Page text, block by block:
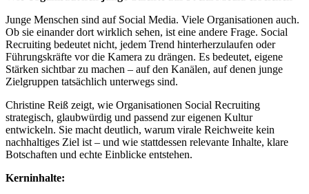
Junge Menschen sind auf Social Media. Viele Organisationen auch.
Ob sie einander dort wirklich sehen, ist eine andere Frage. Social
Recruiting bedeutet nicht, jedem Trend hinterherzulaufen oder
Führungskräfte vor die Kamera zu drängen. Es bedeutet, eigene
Stärken sichtbar zu machen – auf den Kanälen, auf denen junge
Zielgruppen tatsächlich unterwegs sind.
Christine Reiß zeigt, wie Organisationen Social Recruiting
strategisch, glaubwürdig und passend zur eigenen Kultur
entwickeln. Sie macht deutlich, warum virale Reichweite kein
nachhaltiges Ziel ist – und wie stattdessen relevante Inhalte, klare
Botschaften und echte Einblicke entstehen.
Kerninhalte: